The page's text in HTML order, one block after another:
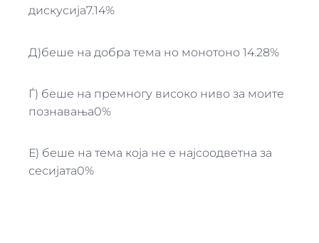
дискусија7.14%
Д)беше на добра тема но монотоно 14.28%
Ѓ) беше на премногу високо ниво за моите
познавања0%
Е) беше на тема која не е најсоодветна за
сесијата0%